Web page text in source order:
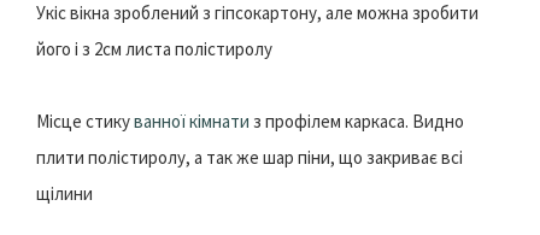
Укіс вікна зроблений з гіпсокартону, але можна зробити
його і з 2см листа полістиролу
Місце стикуванної кімнати з профілем каркаса. Видно
плити полістиролу, а так же шар піни, що закриває всі
щілини